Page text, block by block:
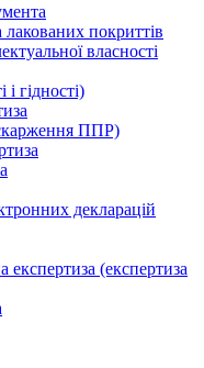
лакованих покриттів
власності
і гідності)
ППР)
декларацій
експертиза (експертиза